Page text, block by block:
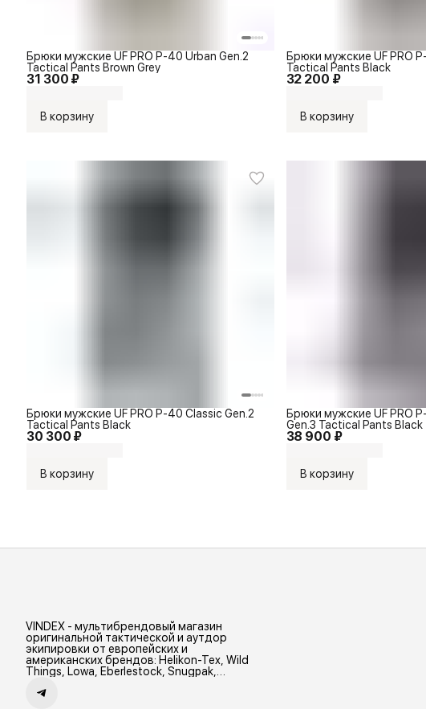
31 300 ₽
Брюки мужские UF PRO P-40 Urban Gen.2
Tactical Pants Brown Grey
В корзину
32 200 ₽
Брюки мужские UF PRO
Tactical Pants Black
В корзину
30 300 ₽
Брюки мужские UF PRO P-40 Classic Gen.2
Tactical Pants Black
В корзину
38 900 ₽
Брюки мужские UF PRO
Gen.3 Tactical Pants Black
В корзину
VINDEX - мультибрендовый магазин
оригинальной тактической и аутдор
экипировки от европейских и
американских брендов: Helikon-Tex, Wild
Things, Lowa, Eberlestock, Snugpak,